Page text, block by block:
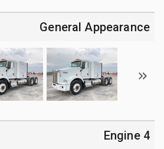
General Appearance
4 Engine